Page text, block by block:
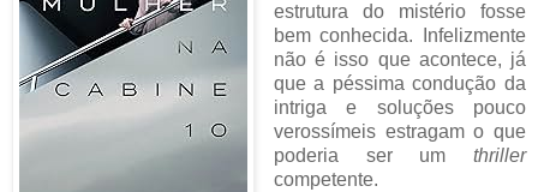
estrutura do mistério fosse
bem conhecida. Infelizmente
não é isso que acontece, já
que a péssima condução da
intriga e soluções pouco
verossímeis estragam o que
poderia ser um thriller
competente.